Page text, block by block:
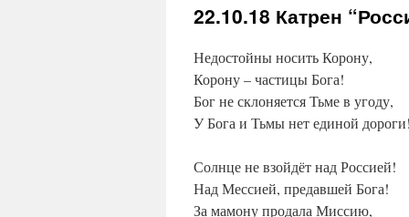
22.10.18 Катрен
Недостойны носить Корону,
Корону – частицы Бога!
Бог не склоняется Тьме в угоду,
У Бога и Тьмы нет единой дороги!
Солнце не взойдёт над Россией!
Над Мессией, предавшей Бога!
За мамону продала Миссию,